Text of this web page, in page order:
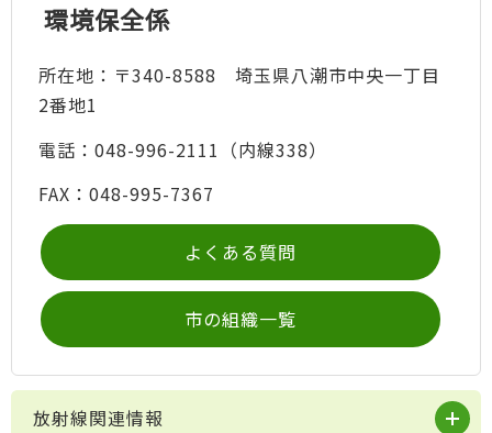
環境保全係
所在地：〒340-8588 埼玉県八潮市中央一丁目
2番地1
電話：048-996-2111（内線338）
FAX：048-995-7367
よくある質問
市の組織一覧
放射線関連情報